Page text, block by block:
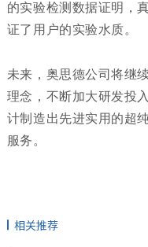
的实验检测数据证明，
证了用户的实验水质。
未来，奥思德公司将继
理念，不断加大研发投
计制造出先进实用的超
服务。
相关推荐